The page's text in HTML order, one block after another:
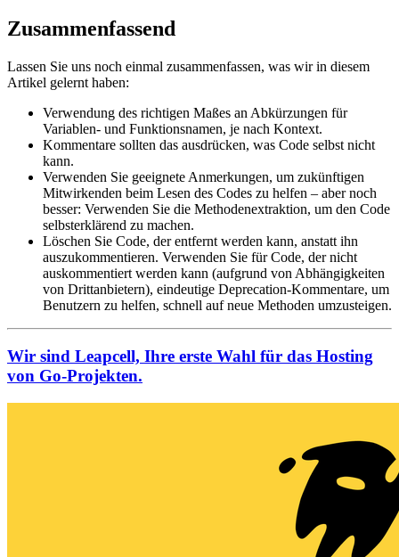
Zusammenfassend
Lassen Sie uns noch einmal zusammenfassen, was wir in diesem
Artikel gelernt haben:
Verwendung des richtigen Maßes an Abkürzungen für
Variablen- und Funktionsnamen, je nach Kontext.
Kommentare sollten das ausdrücken, was Code selbst nicht
kann.
Verwenden Sie geeignete Anmerkungen, um zukünftigen
Mitwirkenden beim Lesen des Codes zu helfen – aber noch
besser: Verwenden Sie die Methodenextraktion, um den Code
selbsterklärend zu machen.
Löschen Sie Code, der entfernt werden kann, anstatt ihn
auszukommentieren. Verwenden Sie für Code, der nicht
auskommentiert werden kann (aufgrund von Abhängigkeiten
von Drittanbietern), eindeutige Deprecation-Kommentare, um
Benutzern zu helfen, schnell auf neue Methoden umzusteigen.
Wir sind Leapcell, Ihre erste Wahl für das Hosting
von Go-Projekten.